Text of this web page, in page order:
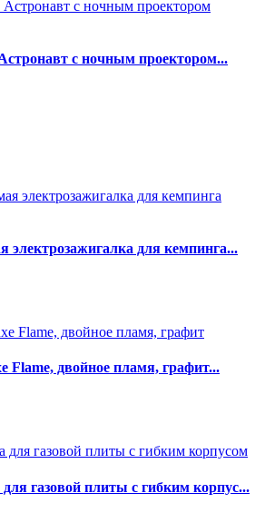
с ночным проектором...
электрозажигалка для кемпинга...
Flame, двойное пламя, графит...
газовой плиты с гибким корпус...